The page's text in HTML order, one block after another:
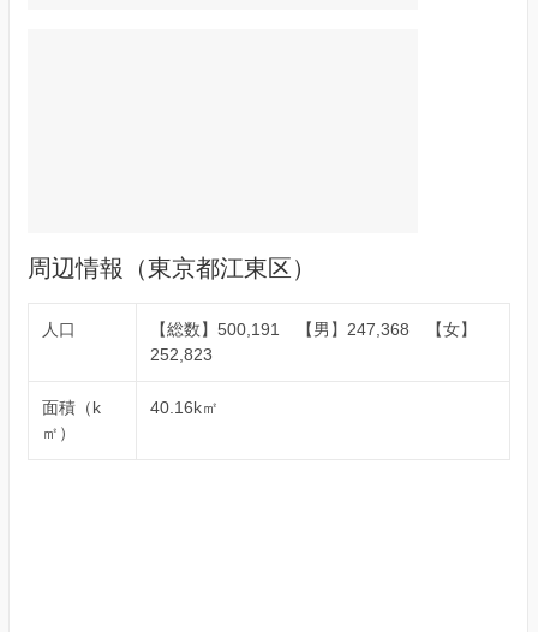
周辺情報（東京都江東区）
人口
【総数】500,191 【男】247,368 【女】
252,823
面積（k
㎡）
40.16k㎡